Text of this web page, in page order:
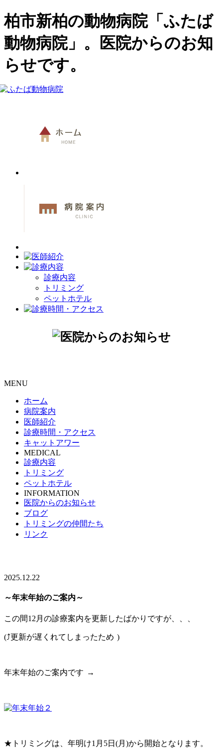
柏市新柏の動物病院「ふたば
動物病院」。医院からのお知
らせです。
診療内容
トリミング
ペットホテル
MENU
ホーム
病院案内
医師紹介
診療時間・アクセス
キャットアワー
MEDICAL
診療内容
トリミング
ペットホテル
INFORMATION
医院からのお知らせ
ブログ
トリミングの仲間たち
リンク
2025.12.22
～年末年始のご案内～
この間12月の診療案内を更新したばかりですが、、、
(⤴更新が遅くれてしまったため )
年末年始のご案内です →
★トリミングは、年明け1月5日(月)から開始となります。